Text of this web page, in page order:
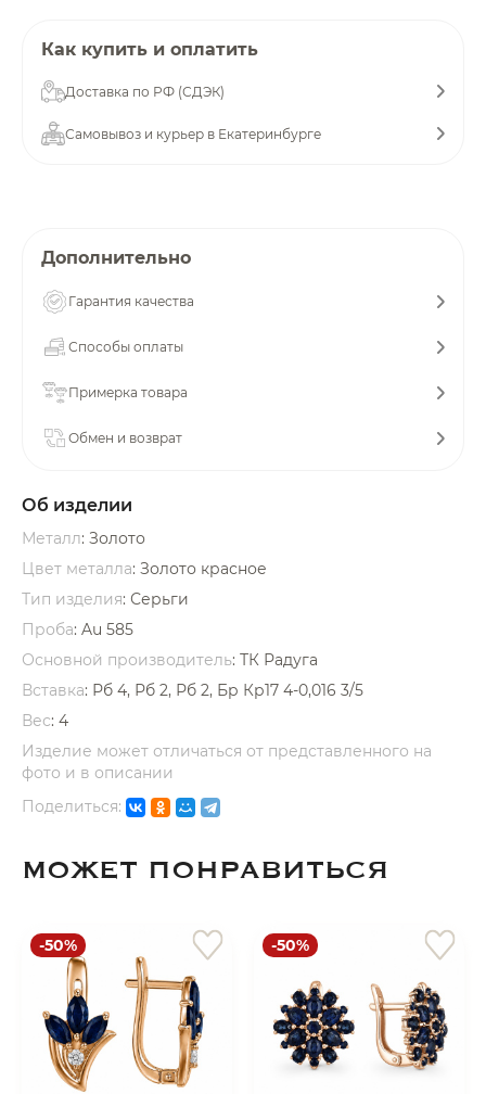
Как купить и оплатить
Доставка по РФ (СДЭК)
Самовывоз и курьер в Екатеринбурге
Дополнительно
Гарантия качества
Способы оплаты
Примерка товара
Обмен и возврат
Об изделии
Металл: Золото
Цвет металла: Золото красное
Тип изделия: Серьги
Проба: Au 585
Основной производитель: ТК Радуга
Вставка: Рб 4, Рб 2, Рб 2, Бр Кр17 4-0,016 3/5
Вес: 4
Изделие может отличаться от представленного на
фото и в описании
Поделиться:
МОЖЕТ ПОНРАВИТЬСЯ
-50% -50%
Подробнее
об оплате Плайтом
недели
раз в 2 недели
8 800 302-02-51